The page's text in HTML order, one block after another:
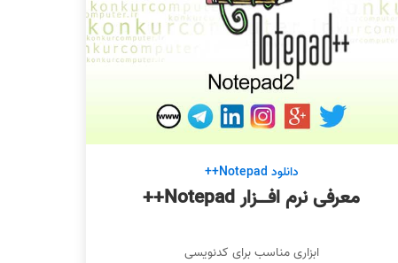
دانلود Notepad++
معرفی نرم افــزار Notepad++
ابزاری مناسب برای کدنویسی